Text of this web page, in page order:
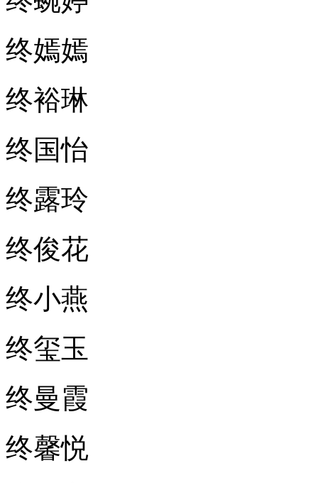
终嫣嫣
终裕琳
终国怡
终露玲
终俊花
终小燕
终玺玉
终曼霞
终馨悦